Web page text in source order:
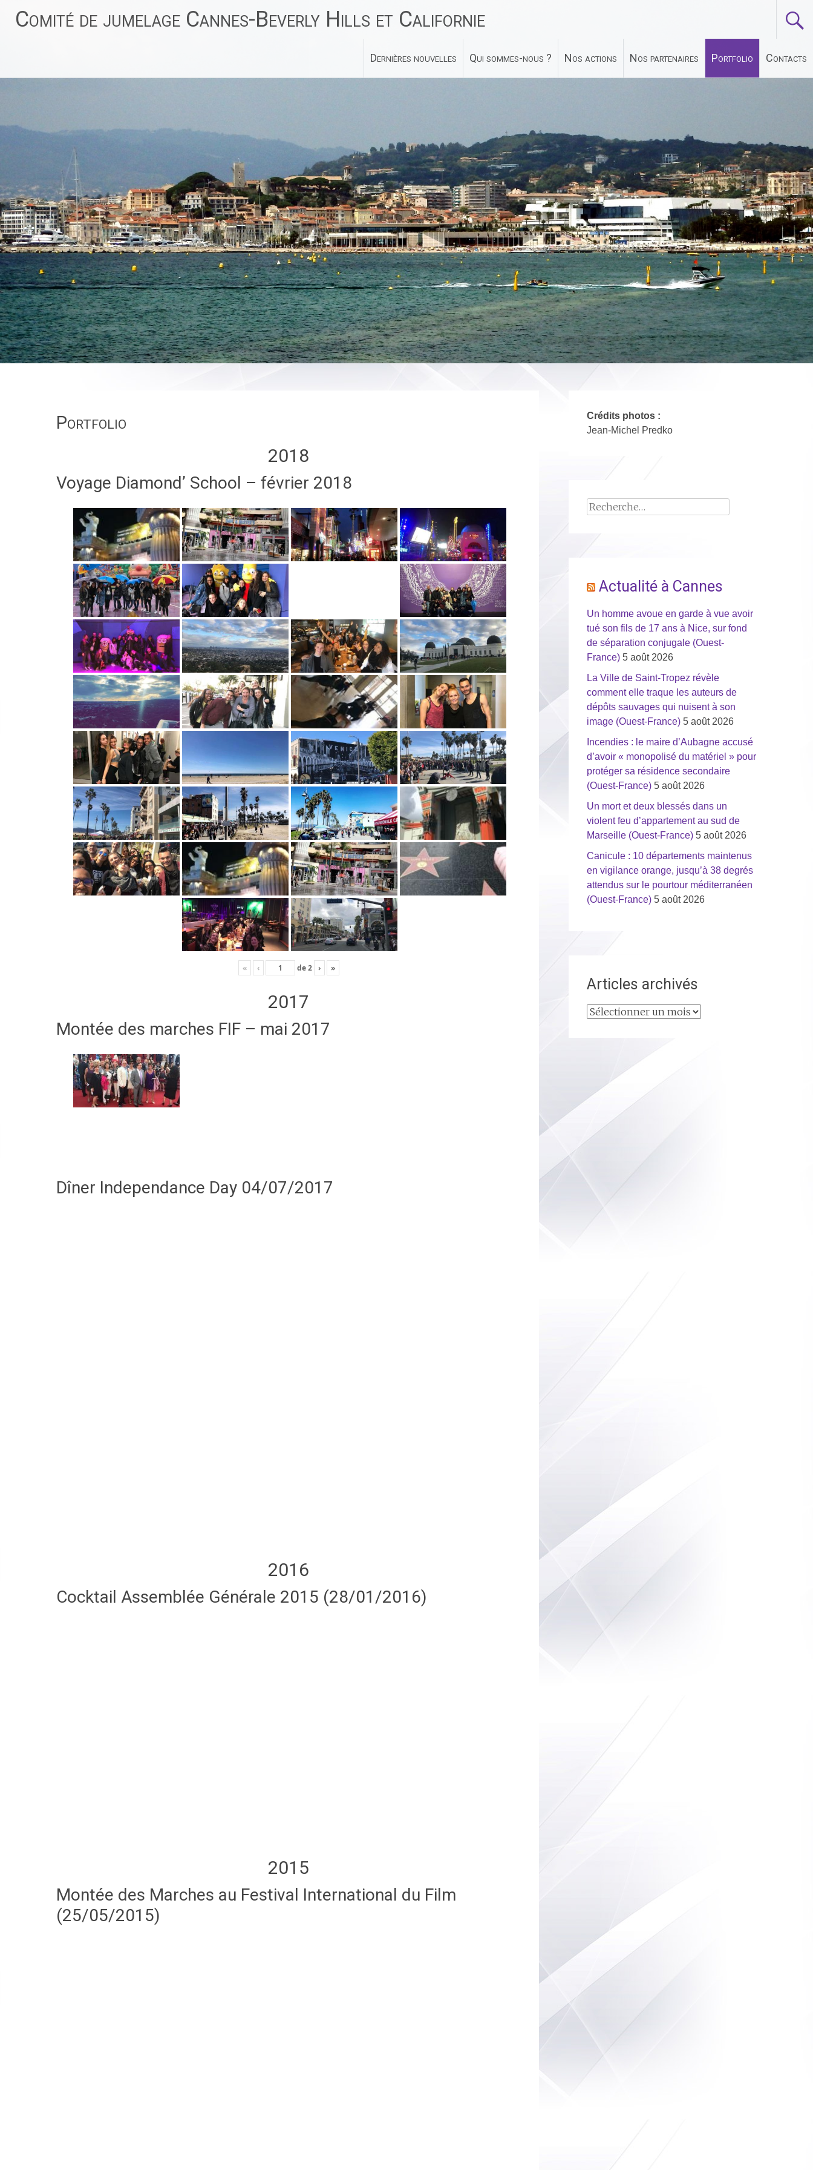
Comité de jumelage Cannes-Beverly Hills et Californie
Dernières nouvelles Qui sommes-nous ? Nos actions Nos partenaires Portfolio Contacts
Portfolio
2018
Voyage Diamond’ School – février 2018
« ‹ de2 › »
2017
Montée des marches FIF – mai 2017
Dîner Independance Day 04/07/2017
2016
Cocktail Assemblée Générale 2015 (28/01/2016)
2015
Montée des Marches au Festival International du Film
(25/05/2015)
Crédits photos :
Jean-Michel Predko
Rechercher :
Actualité à Cannes
Un homme avoue en garde à vue avoir
tué son fils de 17 ans à Nice, sur fond
de séparation conjugale (Ouest-
France) 5 août 2026
La Ville de Saint-Tropez révèle
comment elle traque les auteurs de
dépôts sauvages qui nuisent à son
image (Ouest-France) 5 août 2026
Incendies : le maire d’Aubagne accusé
d’avoir « monopolisé du matériel » pour
protéger sa résidence secondaire
(Ouest-France) 5 août 2026
Un mort et deux blessés dans un
violent feu d’appartement au sud de
Marseille (Ouest-France) 5 août 2026
Canicule : 10 départements maintenus
en vigilance orange, jusqu’à 38 degrés
attendus sur le pourtour méditerranéen
(Ouest-France) 5 août 2026
Articles archivés
Articles